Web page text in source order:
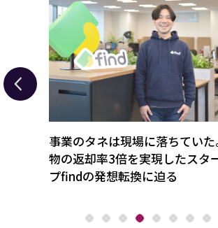
事業のタネは現場に落ちてい
物の返却率3倍を実現したスタ
プfindの発想転換に迫る